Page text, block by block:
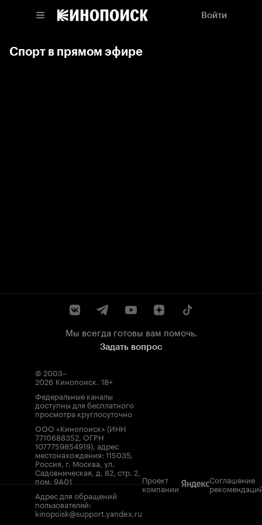
Войти
Спорт в прямом эфире
Мы всегда готовы вам помочь.
Задать вопрос
© 2003–
2026 Кинопоиск. 18+
Федеральные каналы
доступны для бесплатного
просмотра круглосуточно
ООО «Кинопоиск» (ИНН
7710688352, ОГРН
1077759854919), адрес
местонахождения: 115035,
Россия, г. Москва, ул.
Садовническая, д. 82, стр. 2,
пом. 9А01
Адрес для обращений
пользователей:
kinopoisk@support.yandex.ru
Проект
компании
Соглашение